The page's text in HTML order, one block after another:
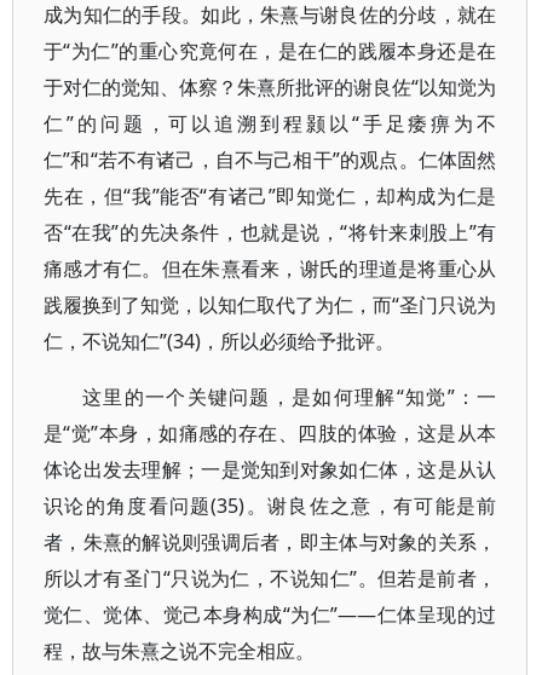
成为知仁的手段。如此，朱熹与谢良佐的分歧，就在
于“为仁”的重心究竟何在，是在仁的践履本身还是在
于对仁的觉知、体察？朱熹所批评的谢良佐“以知觉为
仁”的问题，可以追溯到程颢以“手足痿痹为不
仁”和“若不有诸己，自不与己相干”的观点。仁体固然
先在，但“我”能否“有诸己”即知觉仁，却构成为仁是
否“在我”的先决条件，也就是说，“将针来刺股上”有
痛感才有仁。但在朱熹看来，谢氏的理道是将重心从
践履换到了知觉，以知仁取代了为仁，而“圣门只说为
仁，不说知仁”(34)，所以必须给予批评。
这里的一个关键问题，是如何理解“知觉”：一
是“觉”本身，如痛感的存在、四肢的体验，这是从本
体论出发去理解；一是觉知到对象如仁体，这是从认
识论的角度看问题(35)。谢良佐之意，有可能是前
者，朱熹的解说则强调后者，即主体与对象的关系，
所以才有圣门“只说为仁，不说知仁”。但若是前者，
觉仁、觉体、觉己本身构成“为仁”——仁体呈现的过
程，故与朱熹之说不完全相应。